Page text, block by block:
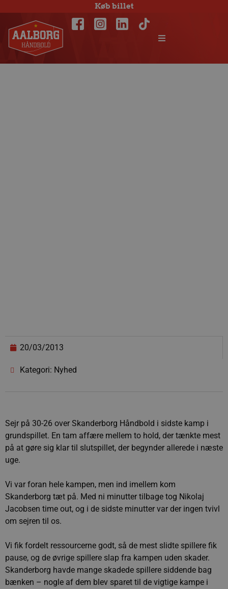
Køb billet
20/03/2013
Kategori: Nyhed
Sejr på 30-26 over Skanderborg Håndbold i sidste kamp i
grundspillet. En tam affære mellem to hold, der tænkte mest
på at gøre sig klar til slutspillet, der begynder allerede i næste
uge.
Vi var foran hele kampen, men ind imellem kom
Skanderborg tæt på. Med ni minutter tilbage tog Nikolaj
Jacobsen time out, og i de sidste minutter var der ingen tvivl
om sejren til os.
Vi fik fordelt ressourcerne godt, så de mest slidte spillere fik
pause, og de øvrige spillere slap fra kampen uden skader.
Skanderborg havde mange skadede spillere siddende bag
bænken – nogle af dem blev sparet til de vigtige kampe i